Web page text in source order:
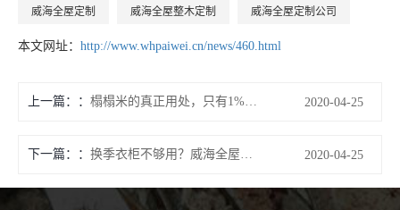
威海全屋定制 威海全屋整木定制 威海全屋定制公司
本文网址： http://www.whpaiwei.cn/news/460.html
上一篇： 榻榻米的真正用处，只有1%的人才知道！威海派威木业教你如何认知 2020-04-25
下一篇： 换季衣柜不够用？威海全屋定制公司的这些设计甩别人十几条街！ 2020-04-25